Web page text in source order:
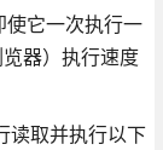
它一次执行一
器）执行速度
读取并执行以下